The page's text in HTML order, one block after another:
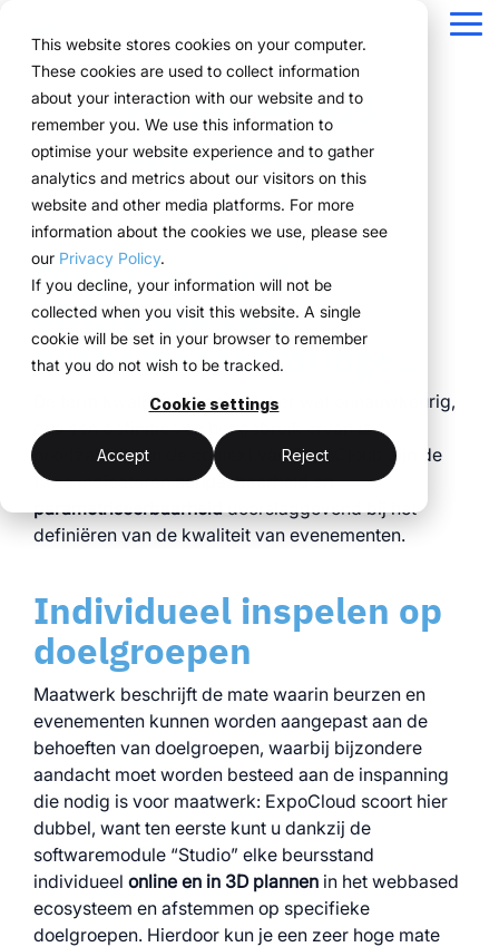
This website stores cookies on your computer.
These cookies are used to collect information
about your interaction with our website and to
remember you. We use this information to
optimise your website experience and to gather
analytics and metrics about our visitors on this
website and other media platforms. For more
information about the cookies we use, please see
our Privacy Policy.
If you decline, your information will not be
collected when you visit this website. A single
cookie will be set in your browser to remember
that you do not wish to be tracked.
Cookie settings
Accept Reject
überspringen
Overzicht
Zo werkt het
Het systeem
Structuur voor uw
eventprocessen.
ExpoCloud brengt
planning, uitvoering en
evaluatie samen in één
centraal systeem.
Voor bedrijven die hun
beursoptredens willen
standaardiseren en
schaalbaar willen
aansturen..
één systeem in plaats
van losse
oplossingen
duidelijke processen
volledige
transparantie en
controle
Functionaliteiten
Planning
Boeking
Logistiek
Analyse
Projectmanagement
Alles wat u nodig
heeft voor events.
Van de eerste planning
tot en met de evaluatie
werken alle
functionaliteiten
naadloos samen en
volgen zij een duidelijke
structuur.
centraal platform
(myWWM)
modulaire
beursstands
geïntegreerde
logistiek
gefundeerde
Bekijk ook alle
myWWM-modules en
services:
Modules
Services
Marketingteams
Eventmanagers
Inkoop
Voor bedrijven met
complexe
eventstructuren
ExpoCloud is
ontwikkeld voor teams
die regelmatig aan
beurzen deelnemen en
hun processen eindelijk
willen structureren.
minder afstemming
meer controle
over alle locaties
Referenties
Projecten
Bewezen in de
praktijk.
Bedrijven uit diverse
sectoren beheren hun
events efficiënt,
schaalbaar en
gestructureerd met
ExpoCloud.
Prijzen & model
Huursystemen uitgelegd
Logistiek-flatrate
Schaalbaarheid
Publieke Versie
Over ons
WWM Groep
Duurzaamheid
Technologie & platform
Blog
Technologie
ontmoet
uitvoering
ExpoCloud
combineert
beursbouw en
logistiek,
ontwikkeld en
beheerd door
de WWM
Groep.
Kwaliteit als
succesfactor
Ongeëvenaarde
efficiëntie voor
evenementervaringen
De term kwaliteit is van oudsher wat onnauwkeurig,
dus een definitie van het gebruik ervan is
noodzakelijk: In de context van ExpoCloud zijn de
twee indicatorenaanpasbaarheid en
parametriseerbaarheiddoorslaggevend bij het
definiëren van de kwaliteit van evenementen.
Individueel inspelen op
doelgroepen
Maatwerk beschrijft de mate waarin beurzen en
evenementen kunnen worden aangepast aan de
behoeften van doelgroepen, waarbij bijzondere
aandacht moet worden besteed aan de inspanning
die nodig is voor maatwerk: ExpoCloud scoort hier
dubbel, want ten eerste kunt u dankzij de
softwaremodule “Studio” elke beursstand
individueel online en in 3D plannen in het webbased
ecosysteem en afstemmen op specifieke
doelgroepen. Hierdoor kun je een zeer hoge mate